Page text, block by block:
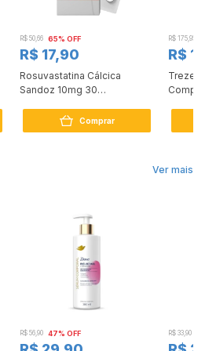
R$ 50,66 65% OFF
R$ 17,90
Rosuvastatina Cálcica
Sandoz 10mg 30
Comprar
R$ 175,95
R$
Ver mais
R$ 56,90 47% OFF R$ 33,90